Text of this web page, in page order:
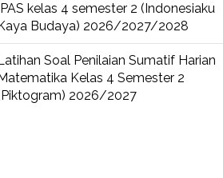
kelas 4 semester 2 (Indonesiaku
Budaya) 2026/2027/2028
Soal Penilaian Sumatif Harian
Kelas 4 Semester 2
2026/2027